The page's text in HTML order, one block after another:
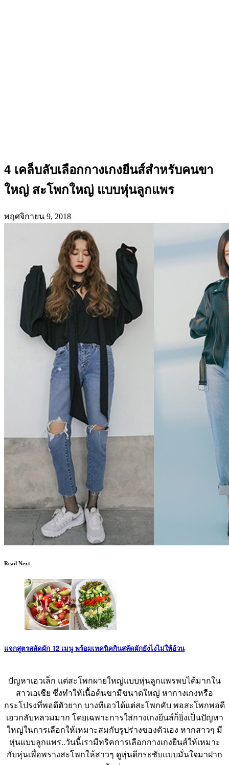
4 เคล็บลับเลือกกางเกงยีนส์สำหรับคนขา
ใหญ่ สะโพกใหญ่ แบบหุ่นลูกแพร
พฤศจิกายน 9, 2018
Read Next
แจกสูตรสลัดผัก 12 เมนู พร้อมเทคนิคกินสลัดผักยังไงไม่ให้อ้วน
ปัญหาเอวเล็ก แต่สะโพกผายใหญ่แบบหุ่นลูกแพรพบได้มากใน
สาวเอเชีย ซึ่งทำให้เนื้อต้นขามีขนาดใหญ่ หากางเกงหรือ
กระโปรงที่พอดีตัวยาก บางทีเอวได้แต่สะโพกคับ พอสะโพกพอดี
เอวกลับหลวมมาก โดยเฉพาะการใส่กางเกงยีนส์ก็ยิ่งเป็นปัญหา
ใหญ่ในการเลือกให้เหมาะสมกับรูปร่างของตัวเอง หากสาวๆ มี
หุ่นแบบลูกแพร..วันนี้เรามีทริคการเลือกกางเกงยีนส์ให้เหมาะ
กับหุ่นเพื่อพรางสะโพกให้สาวๆ ดูหุ่นดีกระชับแบบมั่นใจมาฝาก